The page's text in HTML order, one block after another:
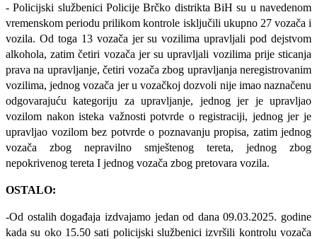
-Policijski službenici Policije Brčko distrikta BiH su u navedenom
vremenskom periodu prilikom kontrole isključili ukupno 27 vozača i
vozila. Od toga 13 vozača jer su vozilima upravljali pod dejstvom
alkohola, zatim četiri vozača jer su upravljali vozilima prije sticanja
prava na upravljanje, četiri vozača zbog upravljanja neregistrovanim
vozilima, jednog vozača jer u vozačkoj dozvoli nije imao naznačenu
odgovarajuću kategoriju za upravljanje, jednog jer je upravljao
vozilom nakon isteka važnosti potvrde o registraciji, jednog jer je
upravljao vozilom bez potvrde o poznavanju propisa, zatim jednog
vozača zbog nepravilno smještenog tereta, jednog zbog
nepokrivenog tereta I jednog vozača zbog pretovara vozila.
OSTALO:
-Od ostalih događaja izdvajamo jedan od dana 09.03.2025. godine
kada su oko 15.50 sati policijski službenici izvršili kontrolu vozača